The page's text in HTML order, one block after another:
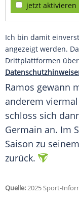
jetzt aktivieren
Ich bin damit
angezeigt werden.
Drittplattformen
Ramos gewann
anderem
schloss sich
Germain an. Im
Saison zu seinem
zurück.
Quelle:2025 Sport-